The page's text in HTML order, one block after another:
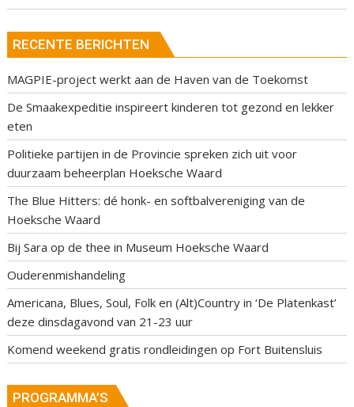
RECENTE BERICHTEN
MAGPIE-project werkt aan de Haven van de Toekomst
De Smaakexpeditie inspireert kinderen tot gezond en lekker
eten
Politieke partijen in de Provincie spreken zich uit voor
duurzaam beheerplan Hoeksche Waard
The Blue Hitters: dé honk- en softbalvereniging van de
Hoeksche Waard
Bij Sara op de thee in Museum Hoeksche Waard
Ouderenmishandeling
Americana, Blues, Soul, Folk en (Alt)Country in ‘De Platenkast’
deze dinsdagavond van 21-23 uur
Komend weekend gratis rondleidingen op Fort Buitensluis
PROGRAMMA’S